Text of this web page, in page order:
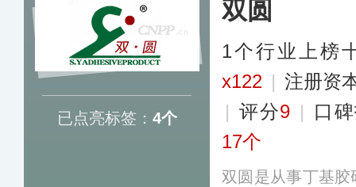
已点亮标签： 4个
双圆
1个行业上榜
x122 | 注册资
| 评分9 | 口
17个
双圆是从事丁基